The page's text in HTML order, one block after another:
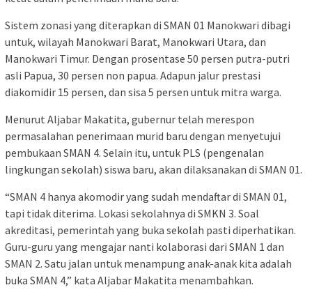
Sistem zonasi yang diterapkan di SMAN 01 Manokwari dibagi
untuk, wilayah Manokwari Barat, Manokwari Utara, dan
Manokwari Timur. Dengan prosentase 50 persen putra-putri
asli Papua, 30 persen non papua. Adapun jalur prestasi
diakomidir 15 persen, dan sisa 5 persen untuk mitra warga.
Menurut Aljabar Makatita, gubernur telah merespon
permasalahan penerimaan murid baru dengan menyetujui
pembukaan SMAN 4. Selain itu, untuk PLS (pengenalan
lingkungan sekolah) siswa baru, akan dilaksanakan di SMAN 01.
“SMAN 4 hanya akomodir yang sudah mendaftar di SMAN 01,
tapi tidak diterima. Lokasi sekolahnya di SMKN 3. Soal
akreditasi, pemerintah yang buka sekolah pasti diperhatikan.
Guru-guru yang mengajar nanti kolaborasi dari SMAN 1 dan
SMAN 2. Satu jalan untuk menampung anak-anak kita adalah
buka SMAN 4,” kata Aljabar Makatita menambahkan.